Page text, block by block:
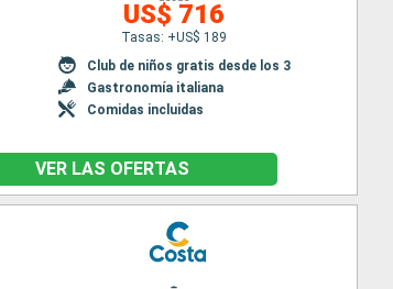
US$ 716
Tasas: +US$ 189
Club de niños gratis desde los 3
Gastronomía italiana
Comidas incluidas
VER LAS OFERTAS